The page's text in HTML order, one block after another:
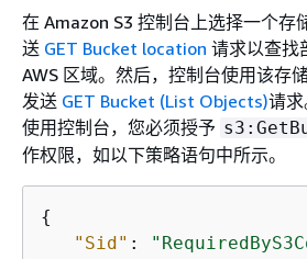
在 Amazon S3 控制台上选择一个存
送 GET Bucket location 请求以查找
AWS 区域。然后，控制台使用该存
发送 GET Bucket (List Objects)请
使用控制台，您必须授予
作权限，如以下策略语句中所示。
{
"Sid" :